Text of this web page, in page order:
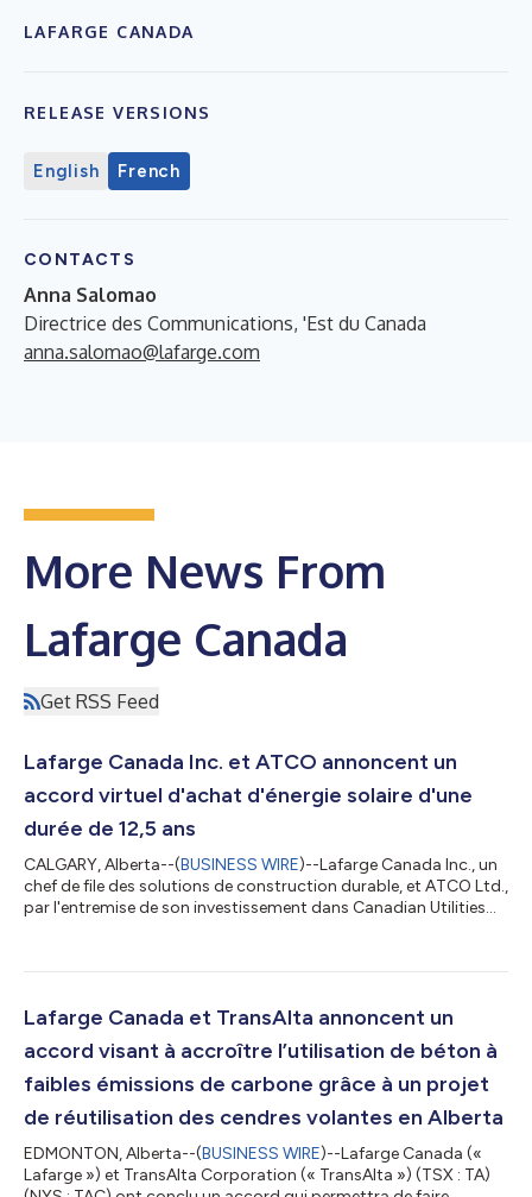
LAFARGE CANADA
RELEASE VERSIONS
English French
CONTACTS
Anna Salomao
Directrice des Communications, 'Est du Canada
anna.salomao@lafarge.com
More News From
Lafarge Canada
Get RSS Feed
Lafarge Canada Inc. et ATCO annoncent un
accord virtuel d'achat d'énergie solaire d'une
durée de 12,5 ans
CALGARY, Alberta--(BUSINESS WIRE)--Lafarge Canada Inc., un
chef de file des solutions de construction durable, et ATCO Ltd.,
par l'entremise de son investissement dans Canadian Utilities
cimenterie Exshaw de Lafarge recevra cent pour cent de
mégawatts, répondant ainsi à 34 % des besoins énergétiques
de la centr...
Lafarge Canada et TransAlta annoncent un
accord visant à accroître l’utilisation de béton à
faibles émissions de carbone grâce à un projet
de réutilisation des cendres volantes en Alberta
EDMONTON, Alberta--(BUSINESS WIRE)--Lafarge Canada («
Lafarge ») et TransAlta Corporation (« TransAlta ») (TSX : TA)